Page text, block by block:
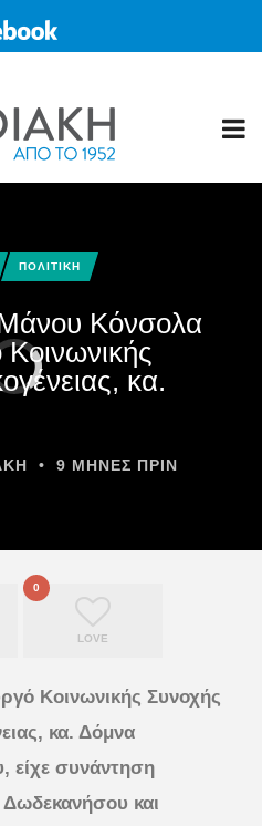
ΠΟΛΙΤΙΚΗ
Κόνσολα
κα.
• 9 ΜΉΝΕΣ ΠΡΙΝ
0
LOVE
Κοινωνικής Συνοχής
κα. Δόμνα
είχε συνάντηση
και